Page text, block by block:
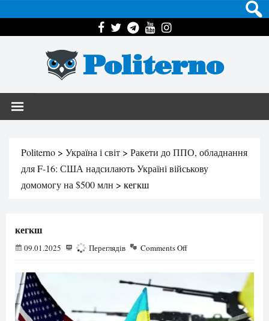
Politerno
Politerno > Україна і світ > Ракети до ППО, обладнання
для F-16: США надсилають Україні військову
домомогу на $500 млн > кегкш
кегкш
09.01.2025 263 Переглядів Comments Off